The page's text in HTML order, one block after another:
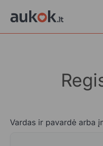
Vardas ir pavardė arba